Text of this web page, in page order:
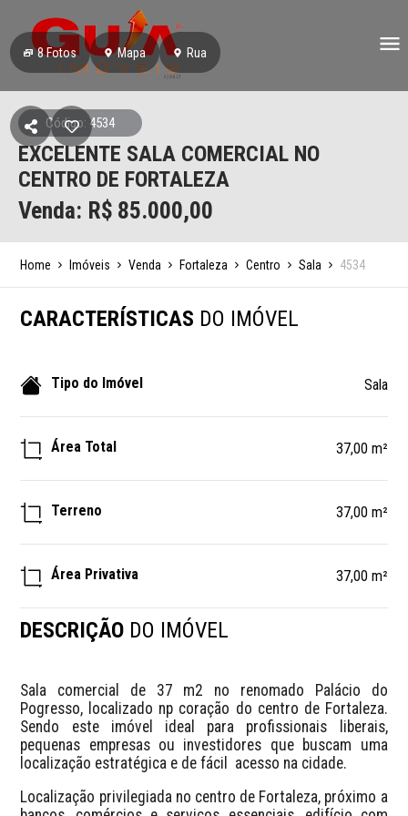
8Fotos Mapa Rua
Código: 4534
EXCELENTE SALA COMERCIAL NO
CENTRO DE FORTALEZA
Venda: R$ 85.000,00
Home Imóveis Venda Fortaleza Centro Sala 4534
CARACTERÍSTICAS DO IMÓVEL
Tipo do Imóvel Sala
Área Total 37,00 m²
Terreno 37,00 m²
Área Privativa 37,00 m²
DESCRIÇÃO DO IMÓVEL
Sala comercial de 37 m2 no renomado Palácio do
Pogresso, localizado np coração do centro de Fortaleza.
Sendo este imóvel ideal para profissionais liberais,
pequenas empresas ou investidores que buscam uma
localização estratégica e de fácil  acesso na cidade.
Localização privilegiada no centro de Fortaleza, próximo a